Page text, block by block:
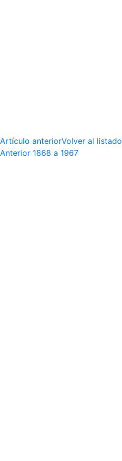
Artículo anteriorVolver al listado
Anterior 1868 a 1967